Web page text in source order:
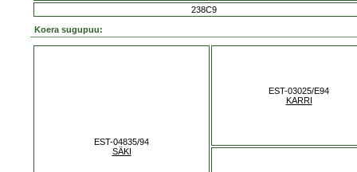
238C9
Koera sugupuu:
EST-04835/94
SÄKI
EST-03025/E94
KARRI